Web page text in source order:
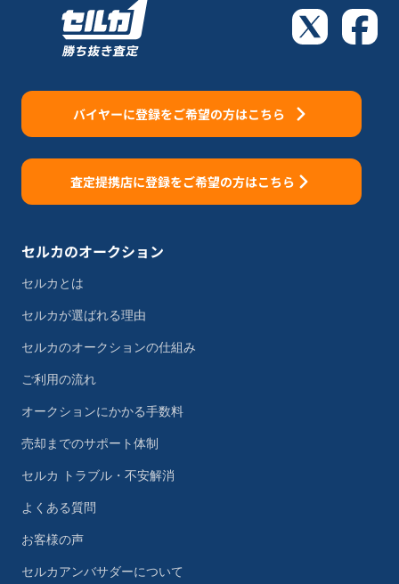
バイヤーに登録をご希望の方はこちら
査定提携店に登録をご希望の方はこちら
セルカのオークション
セルカとは
セルカが選ばれる理由
セルカのオークションの仕組み
ご利用の流れ
オークションにかかる手数料
売却までのサポート体制
セルカ トラブル・不安解消
よくある質問
お客様の声
セルカアンバサダーについて